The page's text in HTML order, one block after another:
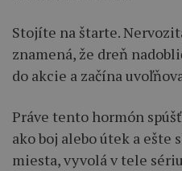
Stojíte na štarte.
znamená, že dreň
do akcie a začína
Práve tento hormón
ako boj alebo útek a ešte
miesta, vyvolá v tele